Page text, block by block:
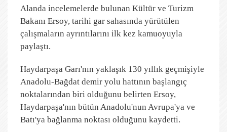
Alanda incelemelerde bulunan Kültür ve Turizm
Bakanı Ersoy, tarihi gar sahasında yürütülen
çalışmaların ayrıntılarını ilk kez kamuoyuyla
paylaştı.
Haydarpaşa Garı'nın yaklaşık 130 yıllık geçmişiyle
Anadolu-Bağdat demir yolu hattının başlangıç
noktalarından biri olduğunu belirten Ersoy,
Haydarpaşa'nın bütün Anadolu'nun Avrupa'ya ve
Batı'ya bağlanma noktası olduğunu kaydetti.